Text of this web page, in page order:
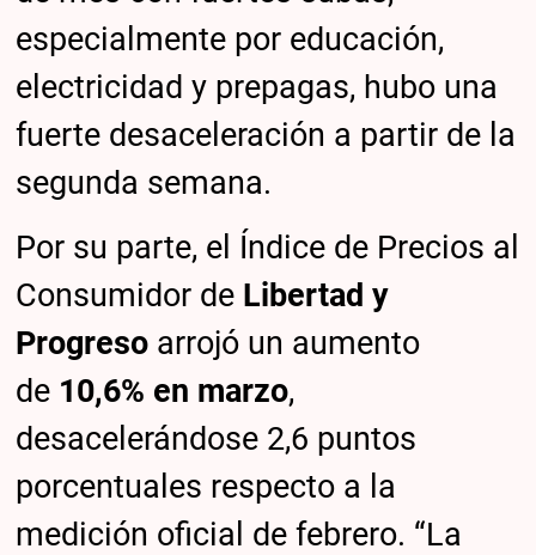
especialmente por educación,
electricidad y prepagas, hubo una
fuerte desaceleración a partir de la
segunda semana.
Por su parte, el Índice de Precios al
Consumidor de Libertad y
Progreso arrojó un aumento
de 10,6% en marzo,
desacelerándose 2,6 puntos
porcentuales respecto a la
medición oficial de febrero. “La